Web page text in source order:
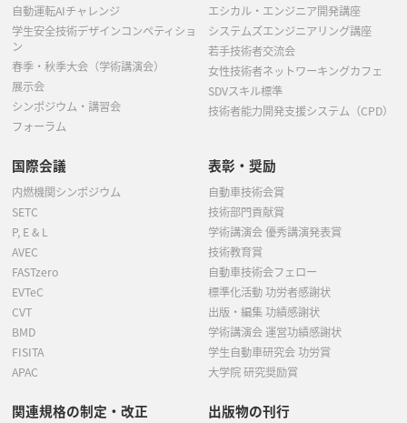
自動運転AIチャレンジ
学生安全技術デザインコンペティショ
ン
春季・秋季大会（学術講演会）
展示会
シンポジウム・講習会
フォーラム
エシカル・エンジニア開発講座
システムズエンジニアリング講座
若手技術者交流会
女性技術者ネットワーキングカフェ
SDVスキル標準
技術者能力開発支援システム（CPD）
国際会議
内燃機関シンポジウム
SETC
P, E & L
AVEC
FASTzero
EVTeC
CVT
BMD
FISITA
APAC
表彰・奨励
自動車技術会賞
技術部門貢献賞
学術講演会 優秀講演発表賞
技術教育賞
自動車技術会フェロー
標準化活動 功労者感謝状
出版・編集 功績感謝状
学術講演会 運営功績感謝状
学生自動車研究会 功労賞
大学院 研究奨励賞
関連規格の制定・改正 出版物の刊行